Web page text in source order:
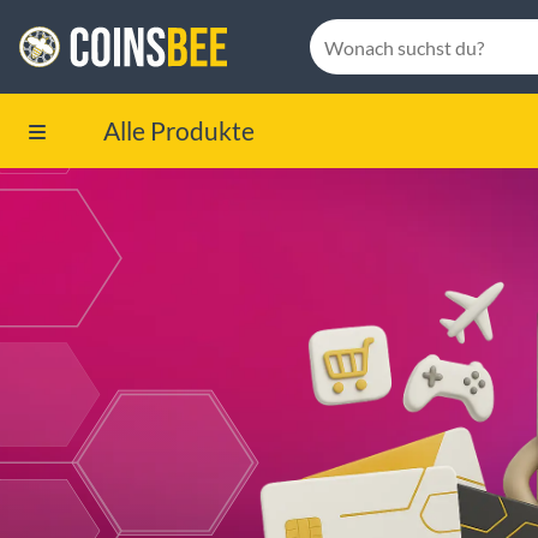
Alle Produkte